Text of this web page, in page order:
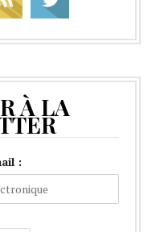
À LA
: